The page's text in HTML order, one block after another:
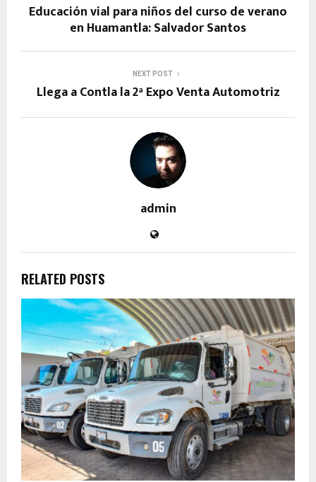
Educación vial para niños del curso de verano
en Huamantla: Salvador Santos
NEXT POST
Llega a Contla la 2ª Expo Venta Automotriz
admin
RELATED POSTS